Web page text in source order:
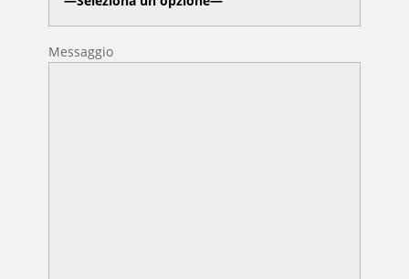
Messaggio